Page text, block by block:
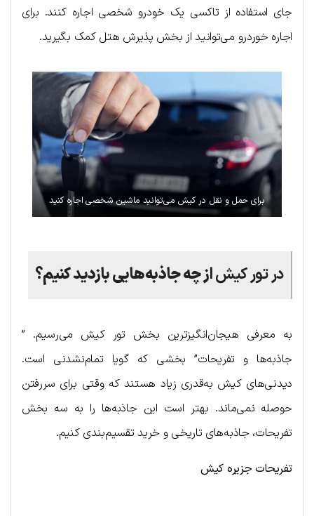
جای استفاده از تاکسی یک خودرو شخصی اجاره کنند. برای
اجاره خوردرو می‌توانید از بخش پذیرش هتل کمک بگیرید.
برای حمل و نقل در کیش می‌توانید ماشین شخصی اجاره کنید
در تور کیشاز چه جاذبه‌هایی بازدید کنیم؟
به معرفی هیجان‌انگیزترین بخش تور کیش می‌رسیم. ”
جاذبه‌ها و تفریحات” بخشی که گویا تمام‌نشدنی است.
دیدنی‌های کیش به‌قدری زیاد هستند که وقتی برای سررفتن
حوصله نمی‌ماند. بهتر است این جاذبه‌ها را به سه بخش
تفریحات، جاذبه‌های تاریخی و خرید تقسیم‌بندی کنیم.
تفریحات جزیره کیش